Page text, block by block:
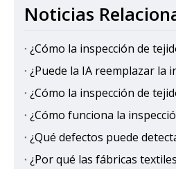
Noticias
¿Cómo funciona la